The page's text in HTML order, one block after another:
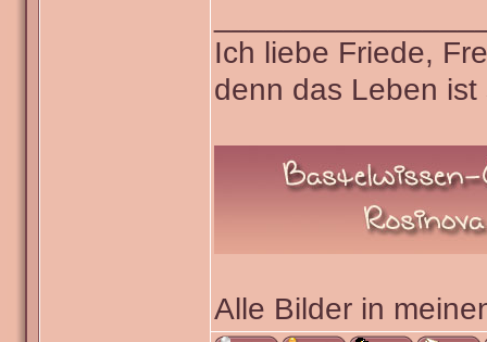
Ich liebe Friede,
denn das Leben
Alle Bilder in